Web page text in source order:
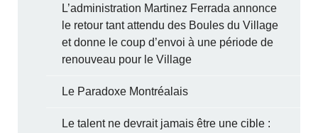
L’administration Martinez Ferrada annonce
le retour tant attendu des Boules du Village
et donne le coup d’envoi à une période de
renouveau pour le Village
Le Paradoxe Montréalais
Le talent ne devrait jamais être une cible :